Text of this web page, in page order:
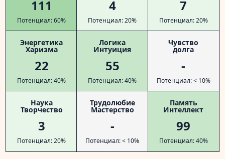
111
Потенциал: 60%
4
Потенциал: 20%
7
Потенциал: 20%
Энергетика
Харизма
22
Потенциал: 40%
Логика
Интуиция
55
Потенциал: 40%
Чувство
долга
-
Потенциал: < 10%
Наука
Творчество
3
Потенциал: 20%
Трудолюбие
Мастерство
-
Потенциал: < 10%
Память
Интеллект
99
Потенциал: 40%